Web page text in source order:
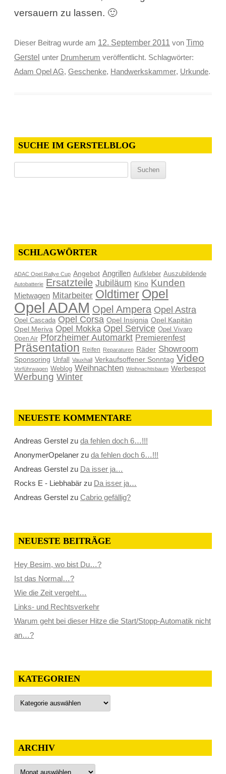
versauern zu lassen. 🙂
Dieser Beitrag wurde am 12. September 2011 von Timo
Gerstel unter Drumherum veröffentlicht. Schlagwörter:
Adam Opel AG, Geschenke, Handwerkskammer, Urkunde.
SUCHE IM GERSTELBLOG
SCHLAGWÖRTER
ADAC Opel Rallye Cup Angebot Angrillen Aufkleber Auszubildende
Autobatterie Ersatzteile Jubiläum Kino Kunden
Mietwagen Mitarbeiter Oldtimer Opel
Opel ADAM Opel Ampera Opel Astra
Opel Cascada Opel Corsa Opel Insignia Opel Kapitän
Opel Meriva Opel Mokka Opel Service Opel Vivaro
Open Air Pforzheimer Automarkt Premierenfest
Präsentation Reifen Reparaturen Räder Showroom
Sponsoring Unfall Vauxhall Verkaufsoffener Sonntag Video
Vorführwagen Weblog Weihnachten Weihnachtsbaum Werbespot
Werbung Winter
NEUESTE KOMMENTARE
Andreas Gerstelzu da fehlen doch 6…!!!
AnonymerOpelanerzu da fehlen doch 6…!!!
Andreas Gerstelzu Da isser ja…
Rocks E - Liebhabärzu Da isser ja…
Andreas Gerstelzu Cabrio gefällig?
NEUESTE BEITRÄGE
Hey Besim, wo bist Du…?
Ist das Normal…?
Wie die Zeit vergeht…
Links- und Rechtsverkehr
Warum geht bei dieser Hitze die Start/Stopp-Automatik nicht
an…?
KATEGORIEN
Kategorien
ARCHIV
Archiv